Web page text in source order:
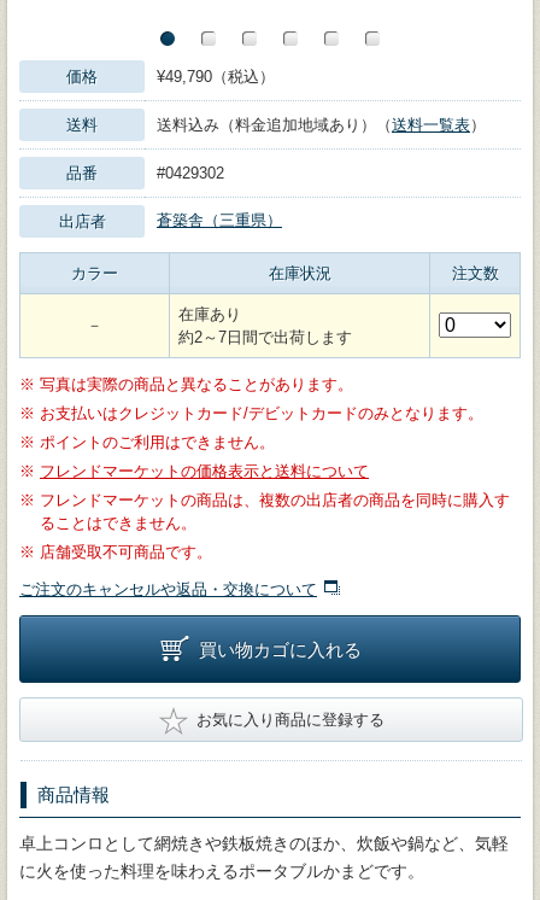
価格 ¥49,790（税込）
送料 送料込み（料金追加地域あり）（送料一覧表）
品番 #0429302
出店者 蒼築舎（三重県）
カラー 在庫状況 注文数
－
在庫あり
約2～7日間で出荷します
※ 写真は実際の商品と異なることがあります。
※ お支払いはクレジットカード/デビットカードのみとなります。
※ ポイントのご利用はできません。
※ フレンドマーケットの価格表示と送料について
※ フレンドマーケットの商品は、複数の出店者の商品を同時に購入す
ることはできません。
※ 店舗受取不可商品です。
ご注文のキャンセルや返品・交換について
買い物カゴに入れる
★ お気に入り商品に登録する
商品情報
卓上コンロとして網焼きや鉄板焼きのほか、炊飯や鍋など、気軽
に火を使った料理を味わえるポータブルかまどです。